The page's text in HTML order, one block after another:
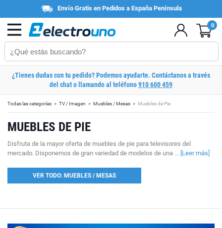
Envío Gratis en Pedidos a España Península
0
¿Tienes dudas con tu pedido? Podemos ayudarte. Contáctanos a través
del chat o llamando al teléfono910 600 459
Todas las categorías TV / Imagen Muebles / Mesas Muebles de Pie
MUEBLES DE PIE
Disfruta de la mayor oferta de muebles de pie para televisores del
mercado. Disponemos de gran variedad de modelos de una ... [Leer más]
VER TODO: MUEBLES / MESAS